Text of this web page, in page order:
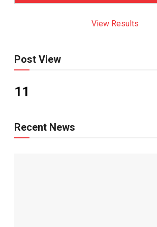
View Results
Post View
11
Recent News